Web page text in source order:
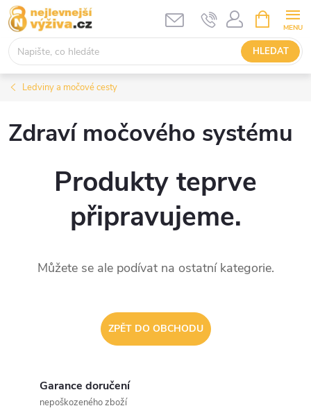
Přejít
na
obsah
HLEDAT
NÁKUPNÍ
KOŠÍK
Ledviny a močové cesty
Zdraví močového systému
Produkty teprve
připravujeme.
Můžete se ale podívat na ostatní kategorie.
ZPĚT DO OBCHODU
Garance doručení
nepoškozeného zboží